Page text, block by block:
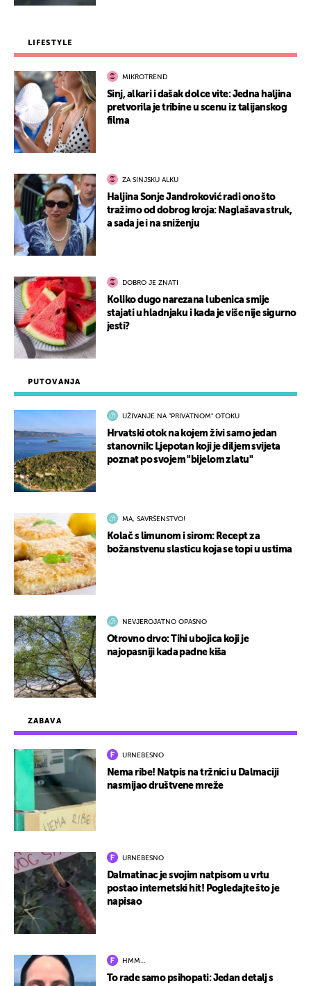
ZABAVA
URNEBESNO
Nema ribe! Natpis na tržnici u Dalmaciji
nasmijao društvene mreže
URNEBESNO
Dalmatinac je svojim natpisom u vrtu
postao internetski hit! Pogledajte što je
napisao
HMM…
To rade samo psihopati: Jedan detalj s
PUTOVANJA
UŽIVANJE NA "PRIVATNOM" OTOKU
Hrvatski otok na kojem živi samo jedan
stanovnik: Ljepotan koji je diljem svijeta
poznat po svojem "bijelom zlatu"
MA, SAVRŠENSTVO!
Kolač s limunom i sirom: Recept za
božanstvenu slasticu koja se topi u ustima
NEVJEROJATNO OPASNO
Otrovno drvo: Tihi ubojica koji je
najopasniji kada padne kiša
LIFESTYLE
MIKROTREND
Sinj, alkari i dašak dolce vite: Jedna haljina
pretvorila je tribine u scenu iz talijanskog
filma
ZA SINJSKU ALKU
Haljina Sonje Jandroković radi ono što
tražimo od dobrog kroja: Naglašava struk,
a sada je i na sniženju
DOBRO JE ZNATI
Koliko dugo narezana lubenica smije
stajati u hladnjaku i kada je više nije sigurno
jesti?